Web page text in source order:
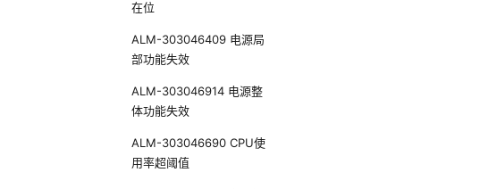
在位
ALM-303046409 电源局
部功能失效
ALM-303046914 电源整
体功能失效
ALM-303046690 CPU使
用率超阈值